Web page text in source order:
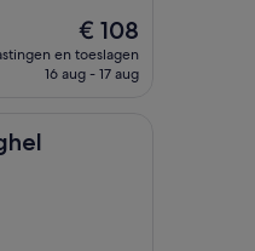
De
prijs
is
€ 108
en toeslagen
16 aug - 17 aug